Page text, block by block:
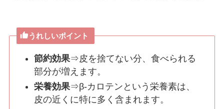
うれしいポイント
節約効果⇒皮を捨てない分、食べられる
部分が増えます。
栄養効果⇒β-カロテンという栄養素は、
皮の近くに特に多く含まれます。